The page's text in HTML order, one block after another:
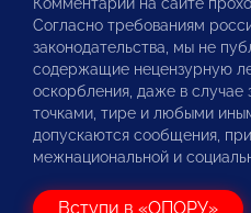
Согласно требованиям
законодательства, мы не
содержащие нецензурную
оскорбления, даже в случае
точками, тире и любыми
допускаются сообщения,
межнациональной и
Вступи в «ОПОРУ»